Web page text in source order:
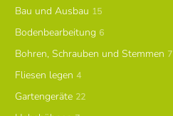
Bau und Ausbau 15
Bodenbearbeitung 6
Bohren, Schrauben und Stemmen 7
Fliesen legen 4
Gartengeräte 22